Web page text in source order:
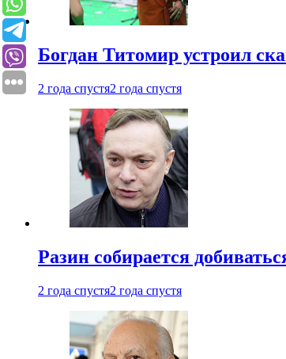
Богдан Титомир устроил
2 года спустя2 года спустя
Разин собирается
2 года спустя2 года спустя